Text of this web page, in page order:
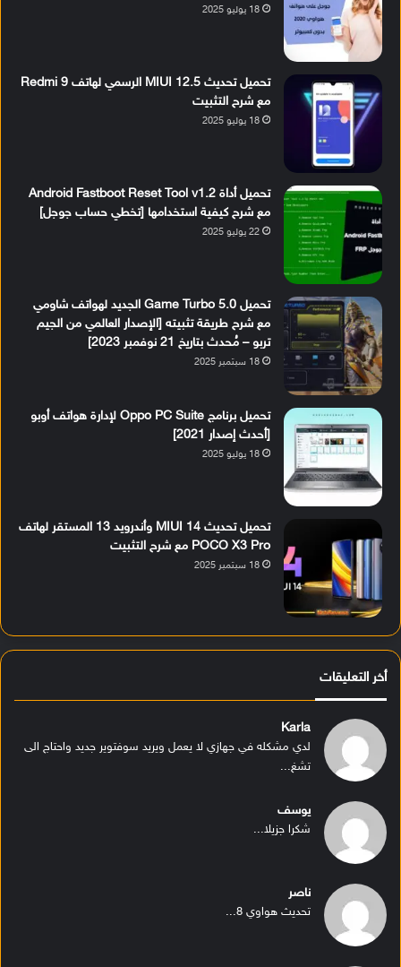
18 يوليو 2025
تحميل تحديث MIUI 12.5 الرسمي لهاتف Redmi 9
مع شرح التثبيت
18 يوليو 2025
تحميل أداة Android Fastboot Reset Tool v1.2
مع شرح كيفية استخدامها [تخطي حساب جوجل]
22 يوليو 2025
تحميل Game Turbo 5.0 الجديد لهواتف شاومي
مع شرح طريقة تثبيته [الإصدار العالمي من الجيم
تربو – مُحدث بتاريخ 21 نوفمبر 2023]
18 سبتمبر 2025
تحميل برنامج Oppo PC Suite لإدارة هواتف أوبو
[أحدث إصدار 2021]
18 يوليو 2025
تحميل تحديث MIUI 14 وأندرويد 13 المستقر لهاتف
POCO X3 Pro مع شرح التثبيت
18 سبتمبر 2025
أخر التعليقات
Karla
لدي مشكله في جهازي لا يعمل ويريد سوفتوير جديد واحتاج الى
تشغ...
يوسف
شكرا جزيلا...
ناصر
تحديث هواوي 8...